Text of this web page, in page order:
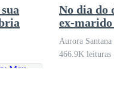
No dia do
ex-
vomitou
gravidez
Aurora Santana
466.9K leituras